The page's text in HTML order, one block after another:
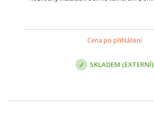
Cena po přihlášení
SKLADEM (EXTERNÍ)